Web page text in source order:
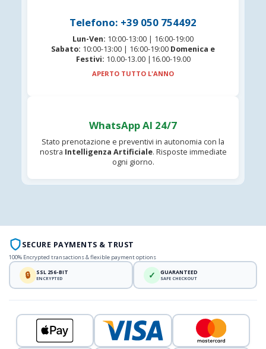
Telefono: +39 050 754492
Lun-Ven: 10:00-13:00 | 16:00-19:00
Sabato: 10:00-13:00 | 16:00-19:00 Domenica e
Festivi: 10.00-13.00 |16.00-19.00
APERTO TUTTO L'ANNO
WhatsApp AI 24/7
Stato prenotazione e preventivi in autonomia con la
nostra Intelligenza Artificiale. Risposte immediate
ogni giorno.
SECURE PAYMENTS & TRUST
100% Encrypted transactions & flexible payment options
🔒 SSL 256-BIT
ENCRYPTED ✓ GUARANTEED
SAFE CHECKOUT